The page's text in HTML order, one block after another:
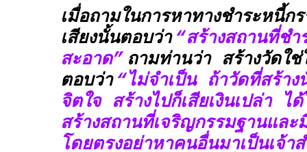
เมื่อถามในการหาทางชำระหนี้ก
เสียงนั้นตอบว่า “สร้างสถานที่ชำ
สะอาด” ถามท่านว่า สร้างวัดใ
ตอบว่า “ไม่จำเป็น ถ้าวัดที่สร้าง
จิตใจ สร้างไปก็เสียเงินเปล่า ไ
สร้างสถานที่เจริญกรรมฐานแล
โดยตรงอย่าหาคนอื่นมาเป็นเจ้า